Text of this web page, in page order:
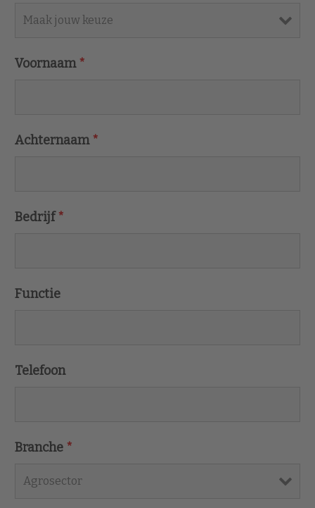
Voornaam *
Achternaam *
Bedrijf*
Functie
Telefoon
Branche *